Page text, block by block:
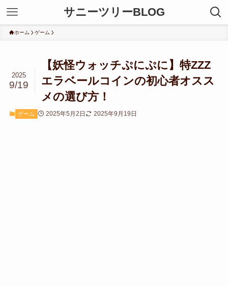
サニーツリーBLOG
ホーム ゲーム
【妖怪ウォッチぷにぷに】特ZZZ
エラベールコインの初心者オスス
メの選び方！
2025
9/19
ゲーム 2025年5月2日 2025年9月19日